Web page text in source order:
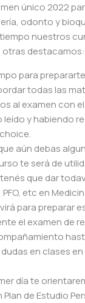
único 2022
odonto y
nuestros
otras destacamos:
para
todas las
al examen con
y habiendo
aún debas
te será de
que dar
PFO, etc en
para preparar
el examen de
en clases
día te
Plan de Estudio